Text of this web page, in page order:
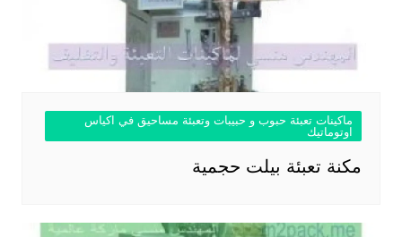
ماكينات تعبئة حبوب و حبيبات وتعبئة مساحيق في اكياس
اوتوماتيك
مكنة تعبئة بيلت حجمية